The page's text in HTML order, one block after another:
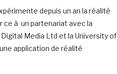
depuis un an la réalité
ce à un partenariat avec la
Media Ltd et la University of
application de réalité